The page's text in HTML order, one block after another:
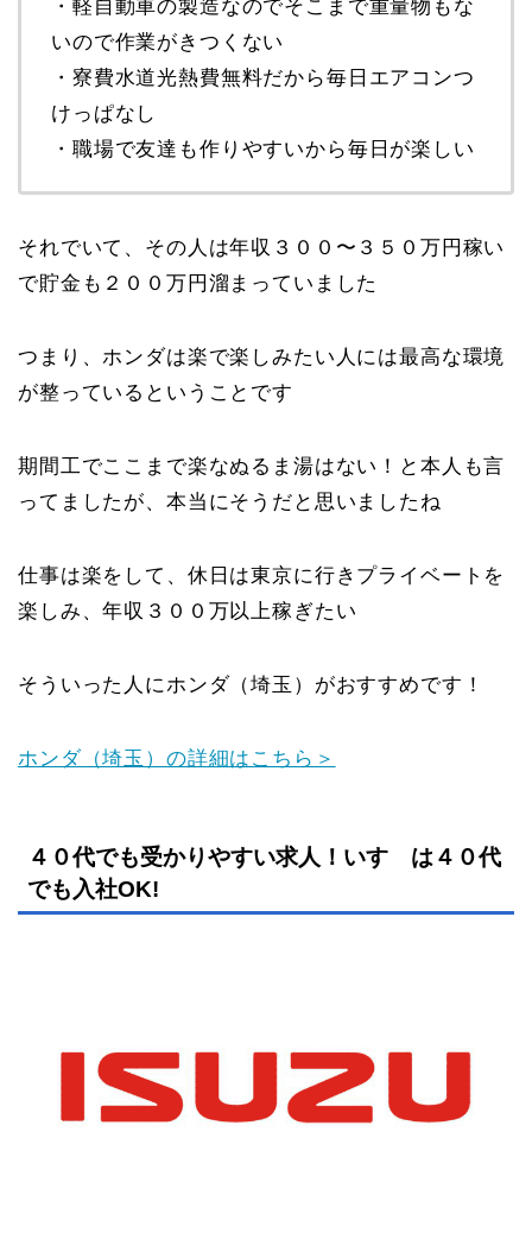
・軽自動車の製造なのでそこまで重量物もな
いので作業がきつくない
・寮費水道光熱費無料だから毎日エアコンつ
けっぱなし
・職場で友達も作りやすいから毎日が楽しい
それでいて、その人は年収３００〜３５０万円稼い
で貯金も２００万円溜まっていました
つまり、ホンダは楽で楽しみたい人には最高な環境
が整っているということです
期間工でここまで楽なぬるま湯はない！と本人も言
ってましたが、本当にそうだと思いましたね
仕事は楽をして、休日は東京に行きプライベートを
楽しみ、年収３００万以上稼ぎたい
そういった人にホンダ（埼玉）がおすすめです！
ホンダ（埼玉）の詳細はこちら＞
４０代でも受かりやすい求人！いすゞは４０代
でも入社OK!